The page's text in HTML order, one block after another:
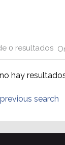
0 resultados
hay
search